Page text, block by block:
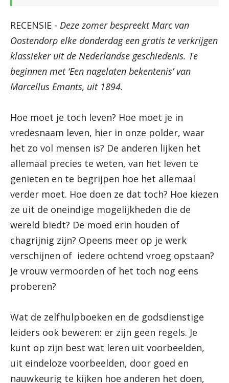
RECENSIE - Deze zomer bespreekt Marc van
Oostendorp elke donderdag een gratis te verkrijgen
klassieker uit de Nederlandse geschiedenis. Te
beginnen met ‘Een nagelaten bekentenis’ van
Marcellus Emants, uit 1894.
Hoe moet je toch leven? Hoe moet je in
vredesnaam leven, hier in onze polder, waar
het zo vol mensen is? De anderen lijken het
allemaal precies te weten, van het leven te
genieten en te begrijpen hoe het allemaal
verder moet. Hoe doen ze dat toch? Hoe kiezen
ze uit de oneindige mogelijkheden die de
wereld biedt? De moed erin houden of
chagrijnig zijn? Opeens meer op je werk
verschijnen of iedere ochtend vroeg opstaan?
Je vrouw vermoorden of het toch nog eens
proberen?
Wat de zelfhulpboeken en de godsdienstige
leiders ook beweren: er zijn geen regels. Je
kunt op zijn best wat leren uit voorbeelden,
uit eindeloze voorbeelden, door goed en
nauwkeurig te kijken hoe anderen het doen,